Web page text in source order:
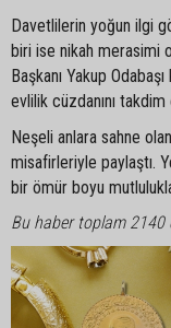
Davetlilerin yoğun ilgi
biri ise nikah merasimi
Başkanı Yakup
evlilik cüzdanını
Neşeli anlara sahne
misafirleriyle paylaştı.
bir ömür boyu
Bu haber toplam